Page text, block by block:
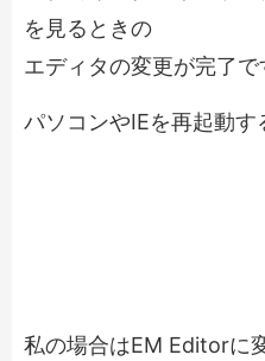
を見るときの
エディタの変更が完了で
パソコンやIEを再起動す
私の場合はEM Editorに